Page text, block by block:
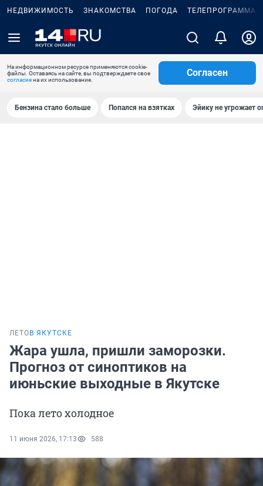
НЕДВИЖИМОСТЬ ЗНАКОМСТВА ПОГОДА ТЕЛЕПРОГРАММА
На информационном ресурсе применяются cookie-
файлы. Оставаясь на сайте, вы подтверждаете свое
согласиена их использование.
Согласен
Бензина стало больше Попался на взятках Эйику не угрожает
ЛЕТО В ЯКУТСКЕ
Жара ушла, пришли заморозки.
Прогноз от синоптиков на
июньские выходные в Якутске
Пока лето холодное
11 июня 2026, 17:13 588